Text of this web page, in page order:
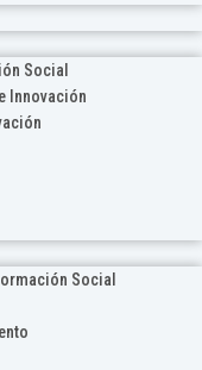
Social
Innovación
Social